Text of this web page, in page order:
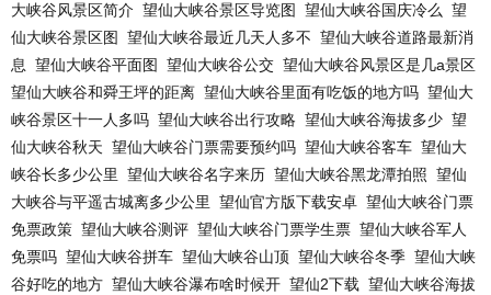
大峡谷风景区简介 望仙大峡谷景区导览图 望仙大峡谷国庆冷么
望
仙大峡谷景区图
望仙大峡谷最近几天人多不 望仙大峡谷道路最新消
息
望仙大峡谷平面图 望仙大峡谷公交 望仙大峡谷风景区是几a景区
望仙大峡谷和舜王坪的距离 望仙大峡谷里面有吃饭的地方吗 望仙大
峡谷景区十一人多吗 望仙大峡谷出行攻略 望仙大峡谷海拔多少 望
仙大峡谷秋天 望仙大峡谷门票需要预约吗 望仙大峡谷客车 望仙大
峡谷长多少公里
望仙大峡谷名字来历 望仙大峡谷黑龙潭拍照 望仙
大峡谷与平遥古城离多少公里
望仙官方版下载安卓 望仙大峡谷门票
免票政策 望仙大峡谷测评 望仙大峡谷门票学生票 望仙大峡谷军人
免票吗 望仙大峡谷拼车 望仙大峡谷山顶 望仙大峡谷冬季 望仙大峡
谷好吃的地方 望仙大峡谷瀑布啥时候开 望仙2下载 望仙大峡谷海拔